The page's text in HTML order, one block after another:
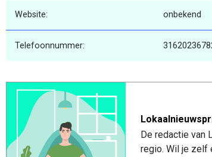
Website: onbekend
Telefoonnummer:
De redactie van
regio. Wil je zelf